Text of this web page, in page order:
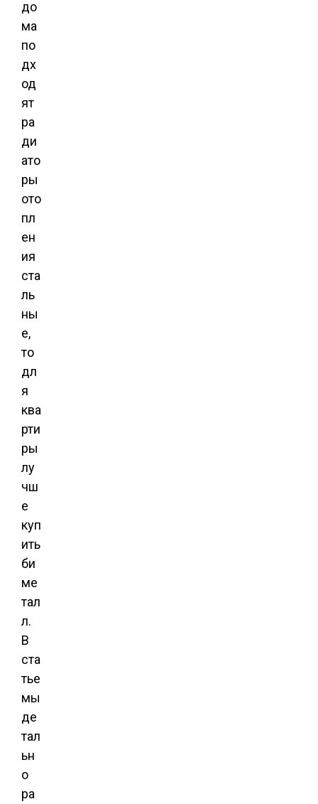
до
ма
по
дх
од
ят
ра
ди
ато
ры
ото
пл
ен
ия
ста
ль
ны
е,
то
дл
я
ква
рти
ры
лу
чш
е
куп
ить
би
ме
тал
л.
В
ста
тье
мы
де
тал
ьн
о
ра